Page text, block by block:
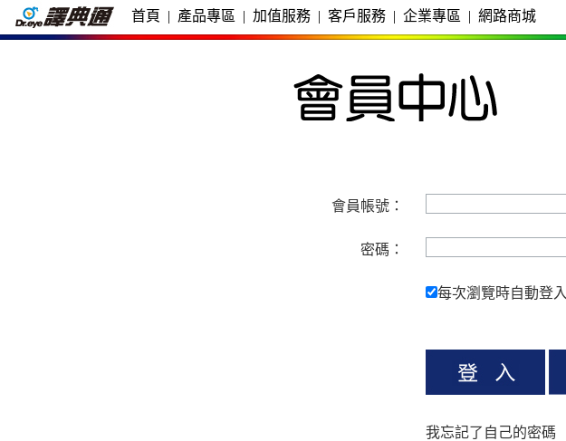
首頁 | 產品專區 | 加值服務 | 客戶服務 | 企業專區 | 網路商城
會員帳號：
密碼：
每次瀏覽時自動登入
我忘記了自己的密碼